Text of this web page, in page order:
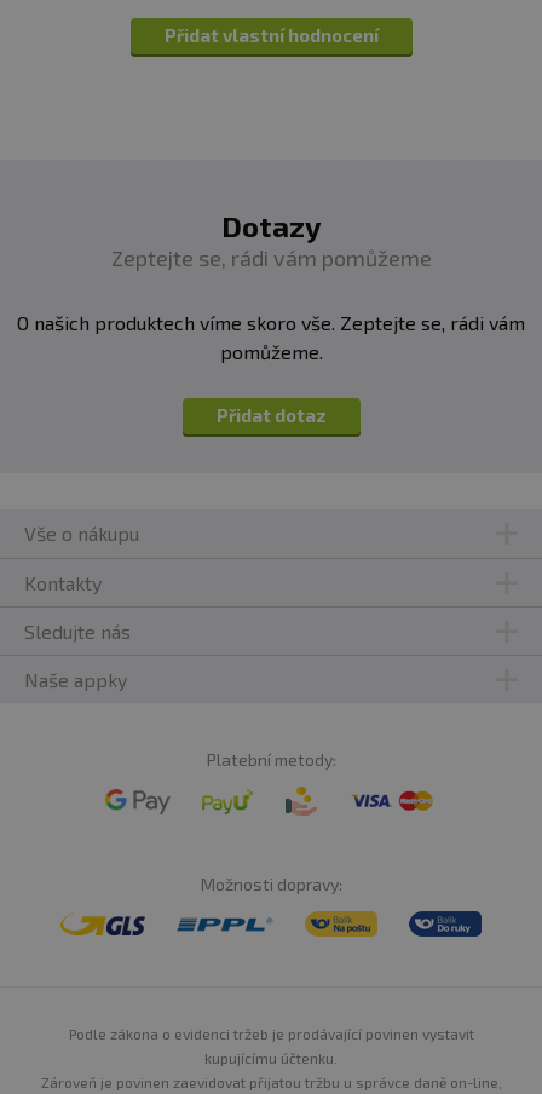
Přidat vlastní hodnocení
Dotazy
Zeptejte se, rádi vám pomůžeme
O našich produktech víme skoro vše. Zeptejte se, rádi vám
pomůžeme.
Přidat dotaz
Vše o nákupu
Kontakty
Sledujte nás
Naše appky
Platební metody:
Možnosti dopravy:
Podle zákona o evidenci tržeb je prodávající povinen vystavit
kupujícímu účtenku.
Zároveň je povinen zaevidovat přijatou tržbu u správce daně on-line,